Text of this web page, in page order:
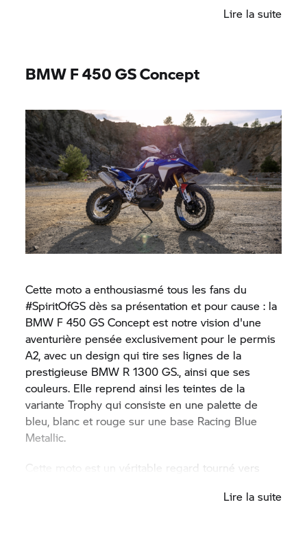
Lire la suite
BMW F 450 GS Concept
Cette moto a enthousiasmé tous les fans du
#SpiritOfGS dès sa présentation et pour cause : la
BMW F 450 GS Concept est notre vision d'une
aventurière pensée exclusivement pour le permis
A2, avec un design qui tire ses lignes de la
prestigieuse BMW R 1300 GS., ainsi que ses
couleurs. Elle reprend ainsi les teintes de la
variante Trophy qui consiste en une palette de
bleu, blanc et rouge sur une base Racing Blue
Metallic.
Cette moto est un véritable regard tourné vers
BMW MotorradFrance
Lire la suite